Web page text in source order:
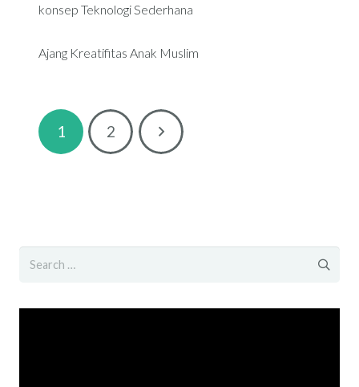
konsep Teknologi Sederhana
Ajang Kreatifitas Anak Muslim
1 2
Search